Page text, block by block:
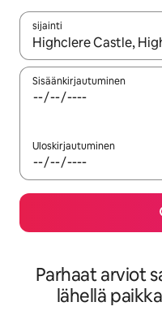
sijainti
Kun tulokset ovat
Sisäänkirjautuminen
Uloskirjautuminen
Parhaat arviot
lähellä